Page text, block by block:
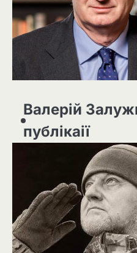
Валерій
публікаії